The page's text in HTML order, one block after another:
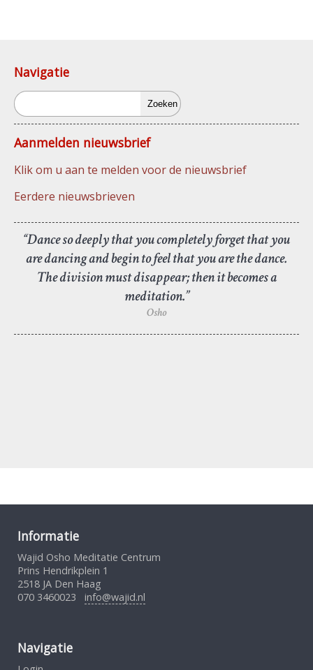
Navigatie
Zoeken
Aanmelden nieuwsbrief
Klik om u aan te melden voor de nieuwsbrief
Eerdere nieuwsbrieven
“Dance so deeply that you completely forget that you
are dancing and begin to feel that you are the dance.
The division must disappear; then it becomes a
meditation.”
Osho
Informatie
Wajid Osho Meditatie Centrum
Prins Hendrikplein 1
2518 JA Den Haag
070 3460023 info@wajid.nl
Navigatie